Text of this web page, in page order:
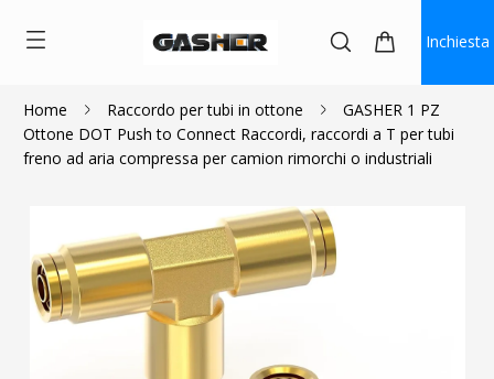
Inchiesta
Home Raccordo per tubi in ottone
GASHER 1 PZ
Ottone DOT Push to Connect Raccordi, raccordi a T per tubi
freno ad aria compressa per camion rimorchi o industriali
$8.50 $7.65